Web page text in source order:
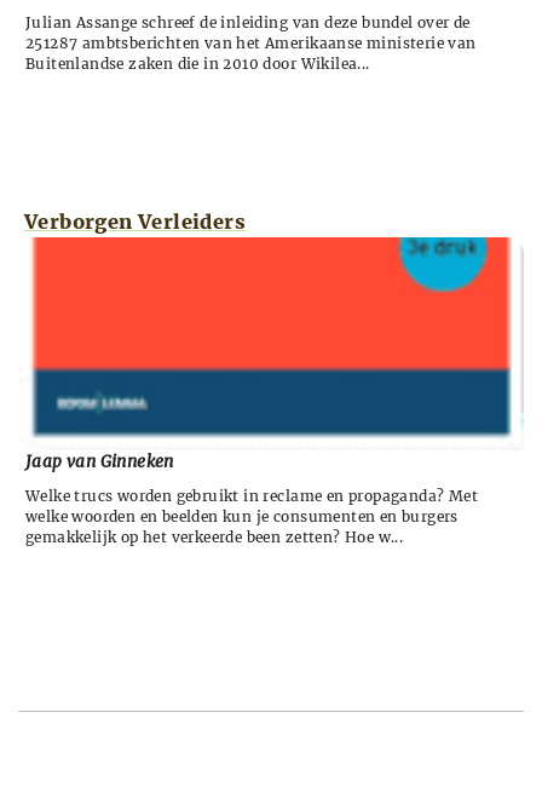
Julian Assange schreef de inleiding van deze bundel over de
251287 ambtsberichten van het Amerikaanse ministerie van
Buitenlandse zaken die in 2010 door Wikilea...
Verborgen Verleiders
Jaap van Ginneken
Welke trucs worden gebruikt in reclame en propaganda? Met
welke woorden en beelden kun je consumenten en burgers
gemakkelijk op het verkeerde been zetten? Hoe w...